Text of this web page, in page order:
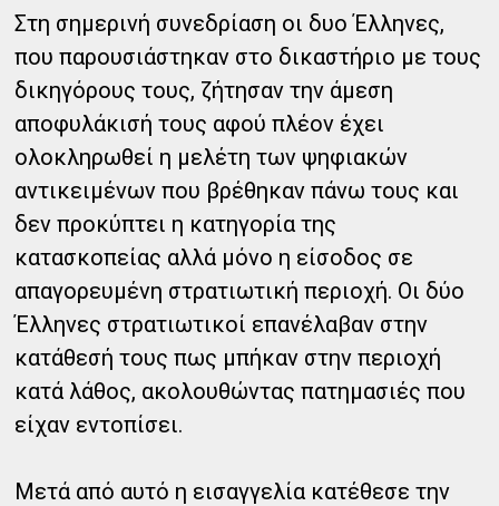
Στη σημερινή συνεδρίαση οι δυο Έλληνες,
που παρουσιάστηκαν στο δικαστήριο με τους
δικηγόρους τους, ζήτησαν την άμεση
αποφυλάκισή τους αφού πλέον έχει
ολοκληρωθεί η μελέτη των ψηφιακών
αντικειμένων που βρέθηκαν πάνω τους και
δεν προκύπτει η κατηγορία της
κατασκοπείας αλλά μόνο η είσοδος σε
απαγορευμένη στρατιωτική περιοχή. Οι δύο
Έλληνες στρατιωτικοί επανέλαβαν στην
κατάθεσή τους πως μπήκαν στην περιοχή
κατά λάθος, ακολουθώντας πατημασιές που
είχαν εντοπίσει.
Μετά από αυτό η εισαγγελία κατέθεσε την